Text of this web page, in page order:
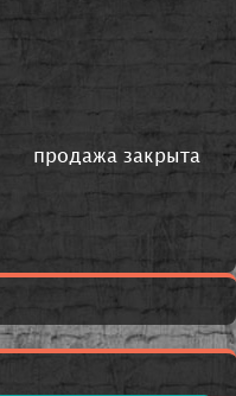
продажа закрыта